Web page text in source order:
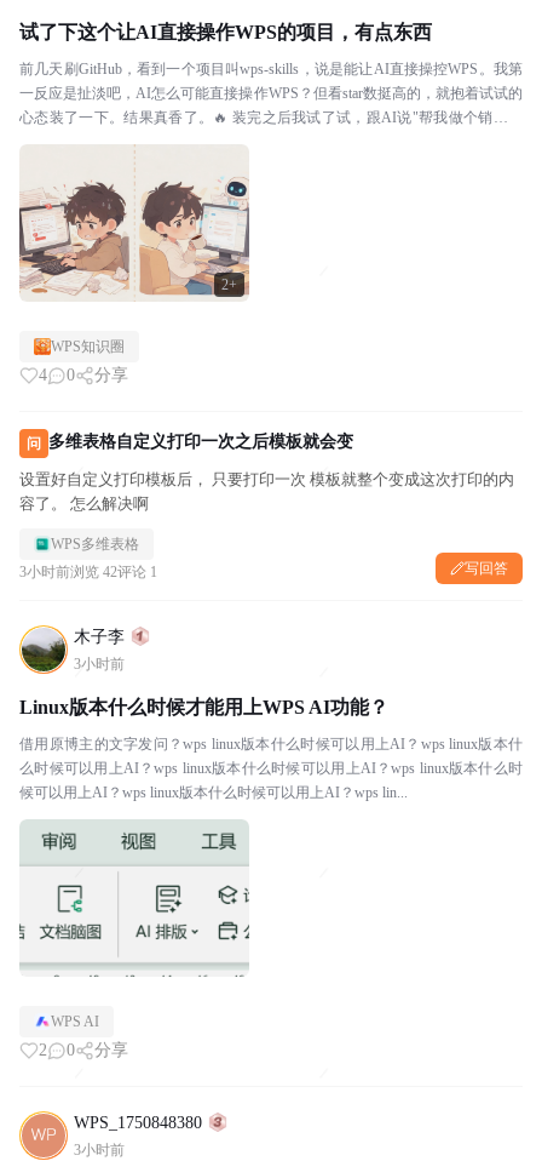
2+
试了下这个让AI直接操作WPS的项目，有点东西
前几天刷GitHub，看到一个项目叫wps-skills，说是能让AI直接操控WPS。我第
一反应是扯淡吧，AI怎么可能直接操作WPS？但看star数挺高的，就抱着试试的
心态装了一下。结果真香了。🔥 装完之后我试了试，跟AI说"帮我做个销售数
据表"，它真的直...
WPS知识圈
4 0 分享
问 多维表格自定义打印一次之后模板就会变
设置好自定义打印模板后， 只要打印一次 模板就整个变成这次打印的内
容了。 怎么解决啊
WPS多维表格
3小时前浏览 42评论 1 写回答
木子李
3小时前
Linux版本什么时候才能用上WPS AI功能？
借用原博主的文字发问？wps linux版本什么时候可以用上AI？wps linux版本什
么时候可以用上AI？wps linux版本什么时候可以用上AI？wps linux版本什么时
候可以用上AI？wps linux版本什么时候可以用上AI？wps lin...
WPS AI
2 0 分享
WPS_1750848380
3小时前